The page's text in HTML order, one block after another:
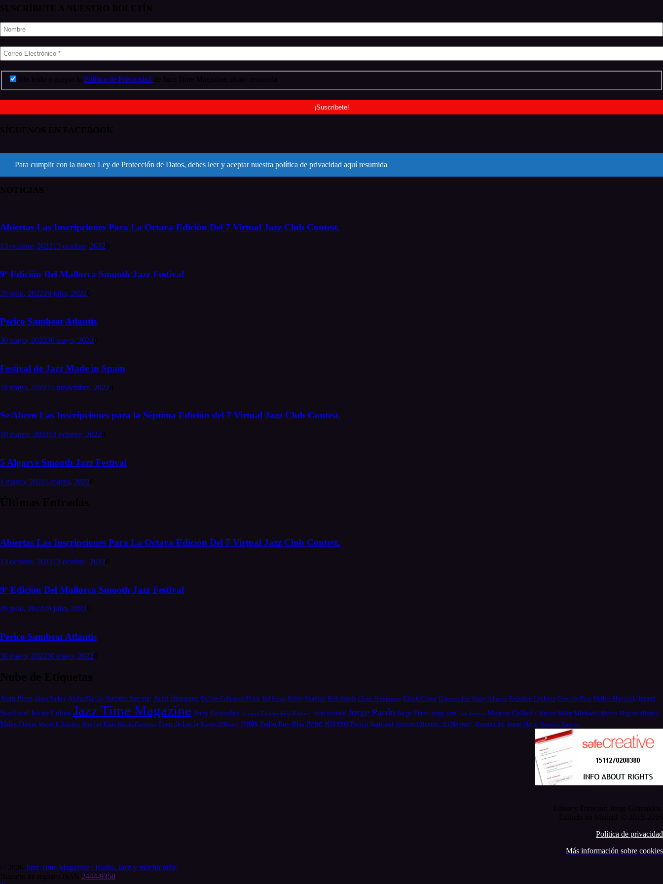
Política de Privacidad
Para cumplir con la nueva Ley de Protección de Datos, debes leer y aceptar nuestra política de privacidad aquí resumida
Abiertas Las Inscripciones Para La Octava Edición Del 7 Virtual Jazz Club Contest.
13 octubre, 202213 octubre, 2022
9ª Edición Del Mallorca Smooth Jazz Festival
29 julio, 202229 julio, 2022
Perico Sambeat Atlantis
30 mayo, 202230 mayo, 2022
Festival de Jazz Made in Spain
18 mayo, 202215 noviembre, 2022
Se Abren Las Inscripciones para la Séptima Edición del 7 Virtual Jazz Club Contest.
10 marzo, 202213 octubre, 2022
5 Algarve Smooth Jazz Festival
1 marzo, 20221 marzo, 2022
Abiertas Las Inscripciones Para La Octava Edición Del 7 Virtual Jazz Club Contest.
13 octubre, 202213 octubre, 2022
9ª Edición Del Mallorca Smooth Jazz Festival
29 julio, 202229 julio, 2022
Perico Sambeat Atlantis
30 mayo, 202230 mayo, 2022
Alain Pérez Alana Sinkey Ander García Antonio Serrano Ariel Brínguez Berklee College of Music Bill Evans Bobby Martínez Bob Sands Chano Domínguez Chick Corea Clamores Jazz Dizzy Gillespie Federico Lechner Georvis Pico Herbie Hancock Israel
Sandoval Javier Colina Jazz Time Magazine Jerry González Joaquin Chacón John Patitucci John Scofield Jorge Pardo Jorge Pérez Jorge Vera Luis Guerra Marcos Collado Marcus Miller Michael Olivera Miguel Blanco
Miles Davis Moisés P. Sánchez Noa Lur Pablo Martín Caminero Paco de Lucía Paquito D'Rivera Patáx Pedro Ruy-Blas Pepe Rivero Perico Sambeat Reinier Elizarde “El Negrón” Román Filiú Tomás Merlo Verónica Ferreiro
Política de privacidad
Más información sobre cookies
Jazz Time Magazine : Radio, Jazz y mucho más!
2444-9350